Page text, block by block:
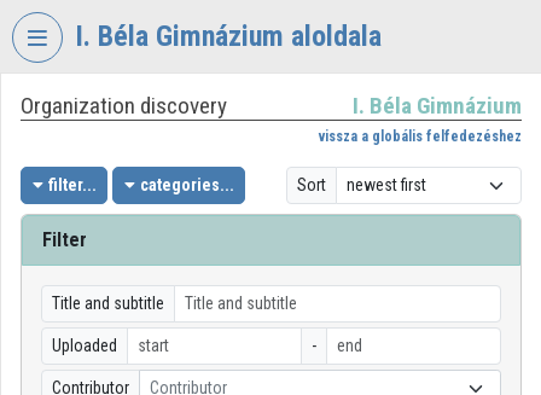
Skip header
I. Béla Gimnázium aloldala
VIDEOTORIUM
BÉLA
GIMNÁZIUM
Log In
Organization discovery
Organization discovery I. Béla Gimnázium
vissza a globális felfedezéshez
filter... categories... Sort
Filter
Title and subtitle
Uploaded -
Contributor Contributor